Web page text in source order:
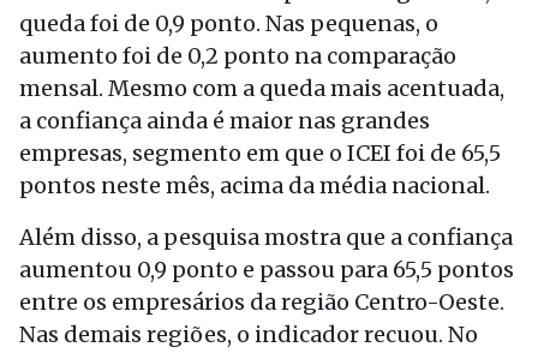
queda foi de 0,9 ponto. Nas pequenas, o
aumento foi de 0,2 ponto na comparação
mensal. Mesmo com a queda mais acentuada,
a confiança ainda é maior nas grandes
empresas, segmento em que o ICEI foi de 65,5
pontos neste mês, acima da média nacional.
Além disso, a pesquisa mostra que a confiança
aumentou 0,9 ponto e passou para 65,5 pontos
entre os empresários da região Centro-Oeste.
Nas demais regiões, o indicador recuou. No